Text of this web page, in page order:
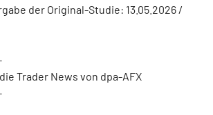
der Original-Studie: 13.05.2026 /
Trader News von dpa-AFX